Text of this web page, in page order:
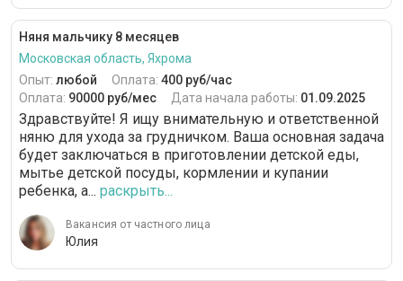
Няня мальчику 8 месяцев
Московская область, Яхрома
Опыт: любой Оплата: 400 руб/час
Оплата: 90000 руб/мес Дата начала работы: 01.09.2025
Здравствуйте! Я ищу внимательную и ответственной
няню для ухода за грудничком. Ваша основная задача
будет заключаться в приготовлении детской еды,
мытье детской посуды, кормлении и купании
ребенка, а... раскрыть...
Вакансия от частного лица
Юлия